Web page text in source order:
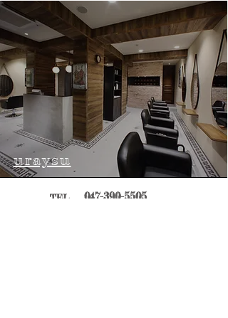
uraysu
TEL ​047-390-5505